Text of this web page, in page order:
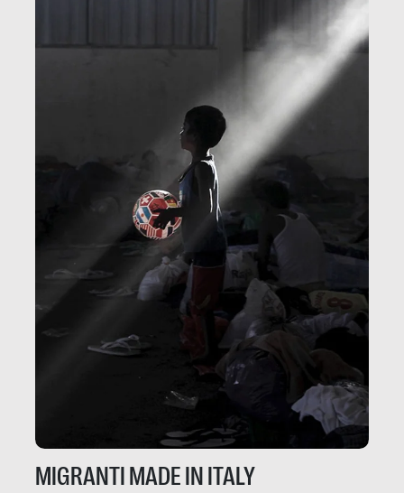
MIGRANTI MADE IN ITALY